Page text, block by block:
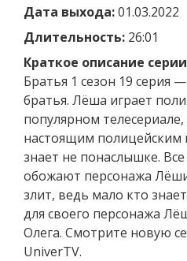
Дата выхода:01.03.2022
Длительность: 26:01
Краткое описание
Братья 1 сезон 19 серия
братья. Лёша играет
популярном
настоящим полицейским
знает не понаслышке.
обожают персонажа
злит, ведь мало кто
для своего персонажа
Олега. Смотрите новую
UniverTV.